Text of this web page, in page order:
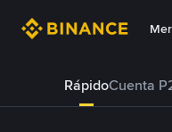
RápidoCuenta